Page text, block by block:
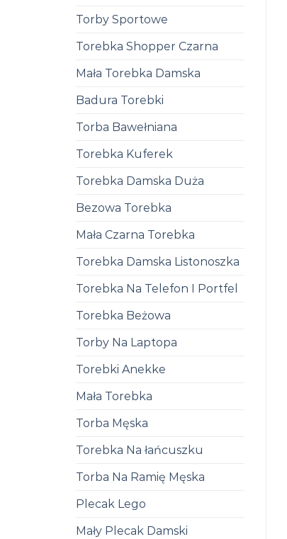
Torby Sportowe
Torebka Shopper Czarna
Mała Torebka Damska
Badura Torebki
Torba Bawełniana
Torebka Kuferek
Torebka Damska Duża
Bezowa Torebka
Mała Czarna Torebka
Torebka Damska Listonoszka
Torebka Na Telefon I Portfel
Torebka Beżowa
Torby Na Laptopa
Torebki Anekke
Mała Torebka
Torba Męska
Torebka Na łańcuszku
Torba Na Ramię Męska
Plecak Lego
Mały Plecak Damski